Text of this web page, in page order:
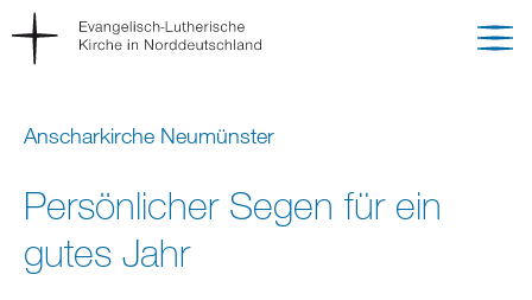
Anscharkirche Neumünster
Persönlicher Segen für ein
gutes Jahr